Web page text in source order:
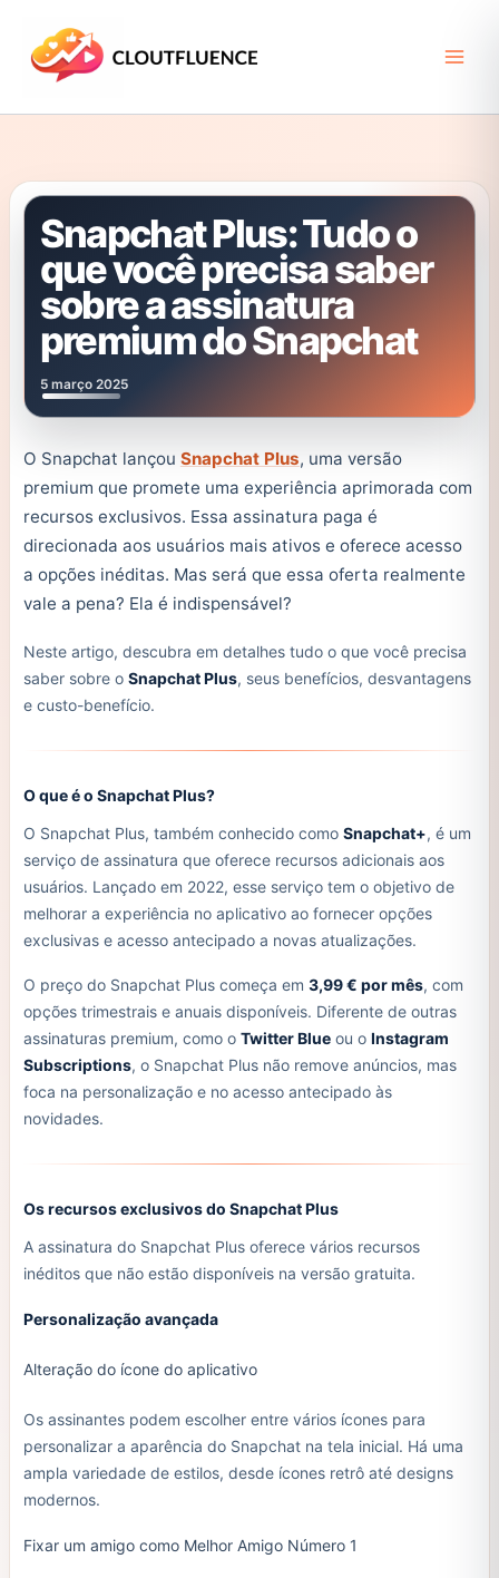
Snapchat Plus: Tudo o
que você precisa saber
sobre a assinatura
premium do Snapchat
5 março 2025
O Snapchat lançou Snapchat Plus, uma versão
premium que promete uma experiência aprimorada com
recursos exclusivos. Essa assinatura paga é
direcionada aos usuários mais ativos e oferece acesso
a opções inéditas. Mas será que essa oferta realmente
vale a pena? Ela é indispensável?
Neste artigo, descubra em detalhes tudo o que você precisa
saber sobre o Snapchat Plus, seus benefícios, desvantagens
e custo-benefício.
O que é o Snapchat Plus?
O Snapchat Plus, também conhecido como Snapchat+, é um
serviço de assinatura que oferece recursos adicionais aos
usuários. Lançado em 2022, esse serviço tem o objetivo de
melhorar a experiência no aplicativo ao fornecer opções
exclusivas e acesso antecipado a novas atualizações.
O preço do Snapchat Plus começa em 3,99 € por mês, com
opções trimestrais e anuais disponíveis. Diferente de outras
assinaturas premium, como o Twitter Blueou o Instagram
Subscriptions, o Snapchat Plus não remove anúncios, mas
foca na personalização e no acesso antecipado às
novidades.
Os recursos exclusivos do Snapchat Plus
A assinatura do Snapchat Plus oferece vários recursos
inéditos que não estão disponíveis na versão gratuita.
Personalização avançada
Alteração do ícone do aplicativo
Os assinantes podem escolher entre vários ícones para
personalizar a aparência do Snapchat na tela inicial. Há uma
ampla variedade de estilos, desde ícones retrô até designs
modernos.
Fixar um amigo como Melhor Amigo Número 1